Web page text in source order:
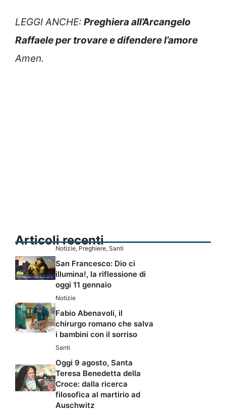
LEGGI ANCHE: Preghiera all’Arcangelo
Raffaele per trovare e difendere l’amore
Amen.
Articoli recenti
Notizie, Preghiere, Santi
San Francesco: Dio ci
illumina!, la riflessione di
oggi 11 gennaio
Notizie
Fabio Abenavoli, il
chirurgo romano che salva
i bambini con il sorriso
Santi
Oggi 9 agosto, Santa
Teresa Benedetta della
Croce: dalla ricerca
filosofica al martirio ad
Auschwitz